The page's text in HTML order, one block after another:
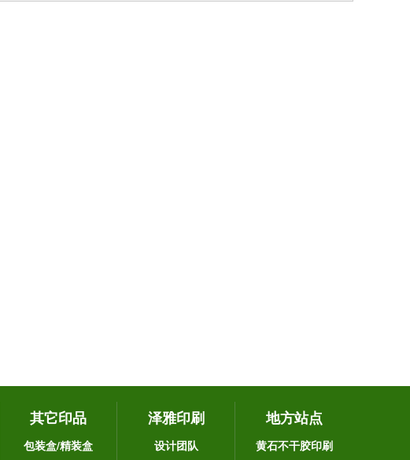
其它印品
包装盒/精装盒
泽雅印刷
设计团队
地方站点
黄石不干胶印刷